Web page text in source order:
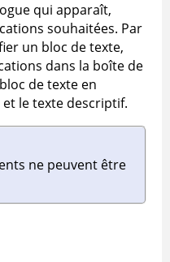
qui apparaît,
souhaitées. Par
un bloc de texte,
dans la boîte de
de texte en
le texte descriptif.
ne peuvent être